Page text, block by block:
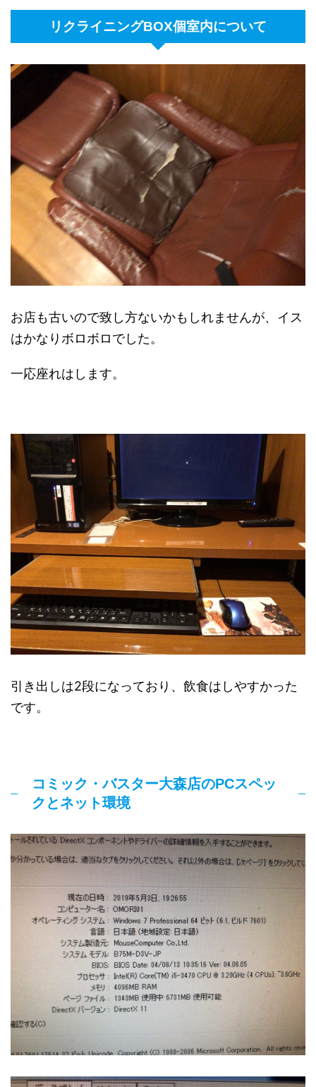
リクライニングBOX個室内について
お店も古いので致し方ないかもしれませんが、イス
はかなりボロボロでした。
一応座れはします。
引き出しは2段になっており、飲食はしやすかった
です。
コミック・バスター大森店のPCスペッ
クとネット環境